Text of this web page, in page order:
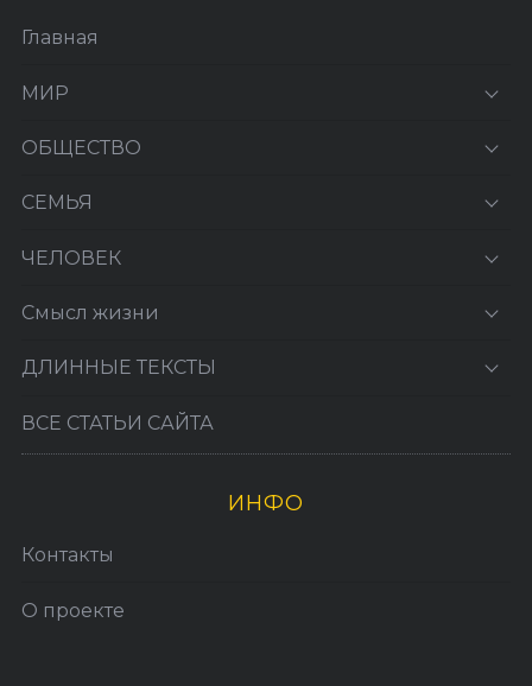
Главная
МИР
ОБЩЕСТВО
СЕМЬЯ
ЧЕЛОВЕК
Смысл жизни
ДЛИННЫЕ ТЕКСТЫ
ВСЕ СТАТЬИ САЙТА
ИНФО
Контакты
О проекте